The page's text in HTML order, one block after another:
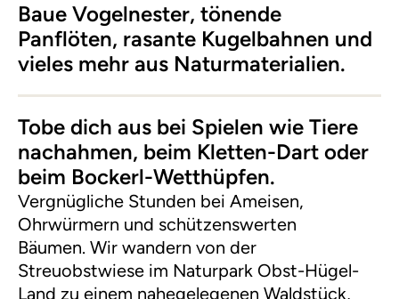
Baue Vogelnester, tönende
Panflöten, rasante Kugelbahnen und
vieles mehr aus Naturmaterialien.
Tobe dich aus bei Spielen wie Tiere
nachahmen, beim Kletten-Dart oder
beim Bockerl-Wetthüpfen.
Vergnügliche Stunden bei Ameisen,
Ohrwürmern und schützenswerten
Bäumen. Wir wandern von der
Streuobstwiese im Naturpark Obst-Hügel-
Land zu einem nahegelegenen Waldstück,